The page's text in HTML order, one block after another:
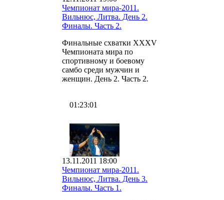
Чемпионат мира-2011.
Вильнюс, Литва. День 2.
Финалы. Часть 2.
Финальные схватки XXXV
Чемпионата мира по
спортивному и боевому
самбо среди мужчин и
женщин. День 2. Часть 2.
01:23:01
13.11.2011 18:00
Чемпионат мира-2011.
Вильнюс, Литва. День 3.
Финалы. Часть 1.